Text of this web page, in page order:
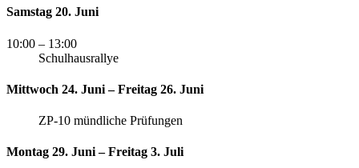
Samstag 20. Juni
10:00 – 13:00
Schulhausrallye
Mittwoch 24. Juni – Freitag 26. Juni
ZP-10 mündliche Prüfungen
Montag 29. Juni – Freitag 3. Juli